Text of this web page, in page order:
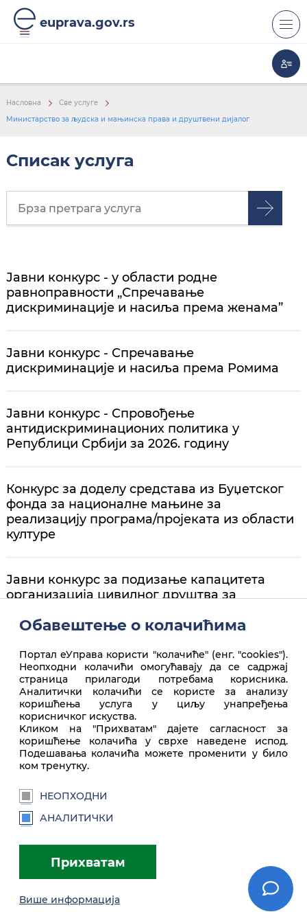
euprava.gov.rs
Насловна
Све услуге
Министарство за људска и мањинска права и друштвени дијалог
Списак услуга
Јавни конкурс - у области родне
равноправности „Спречавање
дискриминације и насиља према женама”
Јавни конкурс - Спречавање
дискриминације и насиља према Ромима
Јавни конкурс - Спровођење
антидискриминационих политика у
Републици Србији за 2026. годину
Конкурс за доделу средстава из Буџетског
фонда за националне мањине за
реализацију програма/пројеката из области
културе
Јавни конкурс за подизање капацитета
организација цивилног друштва за
Врх стране
euprava.gov.rs
Портал еУправа Републике Србије
Услови коришћења
Обавештење о колачићима
Портал еУправа користи "колачиће" (енг. "cookies").
Неопходни колачићи омогућавају да се садржај
страница прилагоди потребама корисника.
Аналитички колачићи се користе за анализу
коришћења услуга у циљу унапређења
корисничког искуства.
Kликом на "Прихватам" дајете сагласност за
коришћење колачића у сврхе наведене испод.
Подешавања колачића можете променити у било
ком тренутку.
НЕОПХОДНИ
АНАЛИТИЧКИ
Прихватам
Више информација